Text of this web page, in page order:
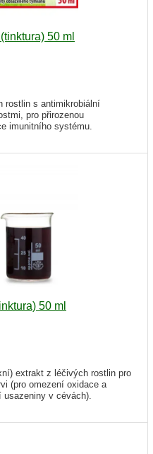
50 ml
rostlin s antimikrobiální
pro přirozenou
imunitního systému.
50 ml
extrakt z léčivých rostlin pro
(pro omezení oxidace a
v cévách).